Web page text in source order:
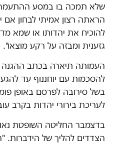
שלא תמכה בו במסע
הראתה רצון אמיתי לבחון אם
להוכיח את יהדותו או שמא
גזענית ומבזה על רקע מוצאו".
העמותה תיארה בכתב ההגנה
להסכמות עם יוחננוף עד
בשל סירובה לפרסם באופן
לעריכת בירורי יהדות בקרב
בדצמבר החליטה השופטת
הצדדים להליך של הידברות.